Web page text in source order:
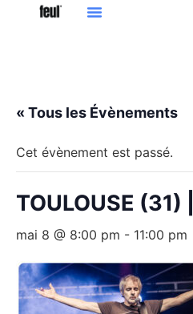
« Tous les Évènements
Cet évènement est passé.
TOULOUSE (31)
mai 8 @ 8:00 pm - 11:00 pm